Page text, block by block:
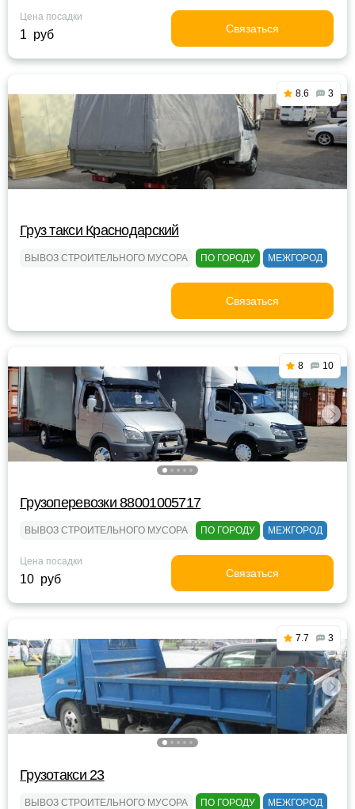
Цена посадки
1 руб Связаться
8.6 3
Груз такси Краснодарский
ВЫВОЗ СТРОИТЕЛЬНОГО МУСОРА ПО ГОРОДУ МЕЖГОРОД
Связаться
8 10
Грузоперевозки 88001005717
ВЫВОЗ СТРОИТЕЛЬНОГО МУСОРА ПО ГОРОДУ МЕЖГОРОД
Цена посадки
10 руб Связаться
7.7 3
Грузотакси 23
ВЫВОЗ СТРОИТЕЛЬНОГО МУСОРА ПО ГОРОДУ МЕЖГОРОД